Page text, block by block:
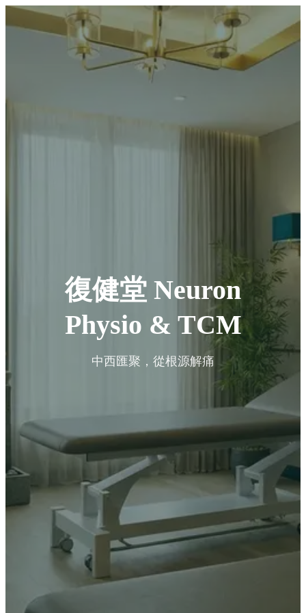
復健堂 Neuron
Physio & TCM
中西匯聚，從根源解痛